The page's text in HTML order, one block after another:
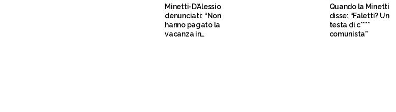
Minetti-D’Alessio
denunciati: “Non
hanno pagato la
vacanza in
Quando la Minetti
disse: “Faletti? Un
testa di c****
comunista”